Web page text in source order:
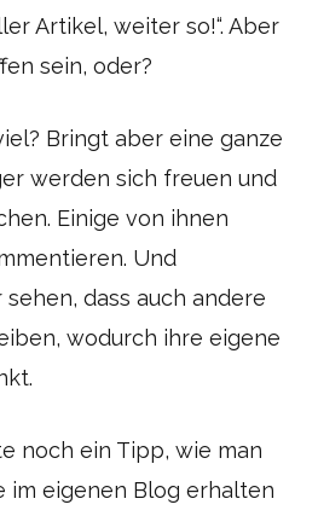
Artikel, weiter so!“. Aber
sein, oder?
Bringt aber eine ganze
werden sich freuen und
Einige von ihnen
Und
dass auch andere
wodurch ihre eigene
noch ein Tipp, wie man
im eigenen Blog erhalten